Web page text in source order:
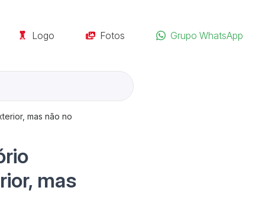
Logo Fotos Grupo WhatsApp
mas não no
mas